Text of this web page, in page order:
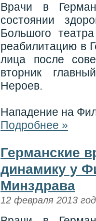
Врачи в
состоянии
Большого
реабилитацию в
лица после
вторник
Нероев.
Нападение на
Подробнее »
Германские
динамику у
Минздрава
12 февраля 2013